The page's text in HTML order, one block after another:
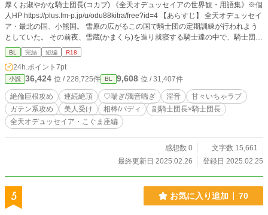
厚くお淑やかな騎士団長(コカブ) 《全天オデュッセイアの世界観・用語集》※個
人HP https://plus.fm-p.jp/u/odu88kitra/free?id=4 【あらすじ】 全天オデュッセイ
ア・最北の国、小熊国。 雪原の広がるこの国で騎士団の定期訓練が行われよう
としていた。 その前夜、雪蔵(かまくら)を造り就寝する騎士達の中で、騎士団長
と副騎士団長が共にする雪蔵は甘い空気が漂っていて…… 世間では「極の双
璧」と謳われる相棒同士の熱くてトロトロに甘い夜をお楽しみ下さい♥ ⚠️♡喘ぎ
濁点喘ぎ淫音多めです。
BL 完結 短編 R18
24h.ポイント 7pt
小説 36,424 位 / 228,725件 BL 9,608 位 / 31,407件
絶倫巨根攻め 連続絶頂 ♡喘ぎ/濁音喘ぎ 淫音
甘々いちゃラブ
ガテン系攻め
美人受け 相棒/バディ
副騎士団長×騎士団長
全天オデュッセイア・こぐま座編
感想数 0
文字数 15,661
最終更新日 2025.02.26
登録日 2025.02.25
5 お気に入り追加 70